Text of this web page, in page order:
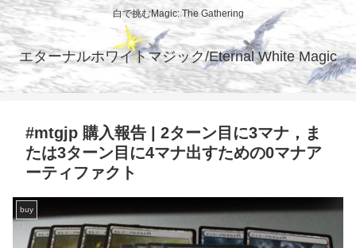
白で挑むMagic: The Gathering
エターナルホワイトマジック/Eternal White Magic
#mtgjp 購入報告 | 2ターン目に3マナ，ま
たは3ターン目に4マナ出すための0マナア
ーティファクト
buy